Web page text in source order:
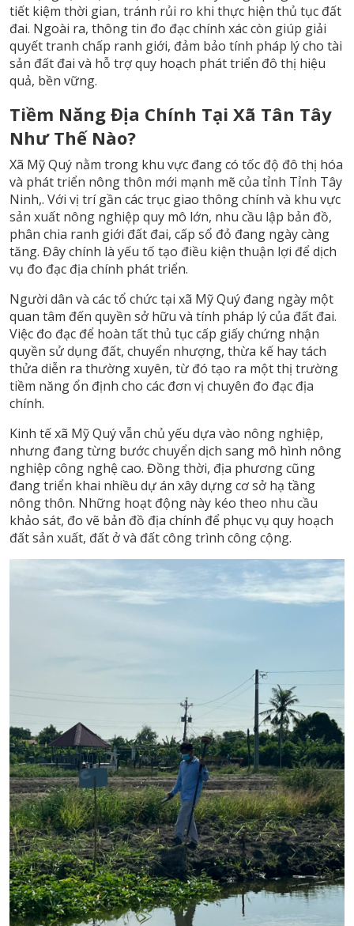
tiết kiệm thời gian, tránh rủi ro khi thực hiện thủ tục đất
đai. Ngoài ra, thông tin đo đạc chính xác còn giúp giải
quyết tranh chấp ranh giới, đảm bảo tính pháp lý cho tài
sản đất đai và hỗ trợ quy hoạch phát triển đô thị hiệu
quả, bền vững.
Tiềm Năng Địa Chính Tại Xã Tân Tây
Như Thế Nào?
Xã Mỹ Quý nằm trong khu vực đang có tốc độ đô thị hóa
và phát triển nông thôn mới mạnh mẽ của tỉnh Tỉnh Tây
Ninh,. Với vị trí gần các trục giao thông chính và khu vực
sản xuất nông nghiệp quy mô lớn, nhu cầu lập bản đồ,
phân chia ranh giới đất đai, cấp sổ đỏ đang ngày càng
tăng. Đây chính là yếu tố tạo điều kiện thuận lợi để dịch
vụ đo đạc địa chính phát triển.
Người dân và các tổ chức tại xã Mỹ Quý đang ngày một
quan tâm đến quyền sở hữu và tính pháp lý của đất đai.
Việc đo đạc để hoàn tất thủ tục cấp giấy chứng nhận
quyền sử dụng đất, chuyển nhượng, thừa kế hay tách
thửa diễn ra thường xuyên, từ đó tạo ra một thị trường
tiềm năng ổn định cho các đơn vị chuyên đo đạc địa
chính.
Kinh tế xã Mỹ Quý vẫn chủ yếu dựa vào nông nghiệp,
nhưng đang từng bước chuyển dịch sang mô hình nông
nghiệp công nghệ cao. Đồng thời, địa phương cũng
đang triển khai nhiều dự án xây dựng cơ sở hạ tầng
nông thôn. Những hoạt động này kéo theo nhu cầu
khảo sát, đo vẽ bản đồ địa chính để phục vụ quy hoạch
đất sản xuất, đất ở và đất công trình công cộng.